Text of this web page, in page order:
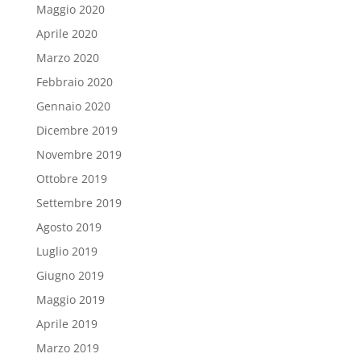
Maggio 2020
Aprile 2020
Marzo 2020
Febbraio 2020
Gennaio 2020
Dicembre 2019
Novembre 2019
Ottobre 2019
Settembre 2019
Agosto 2019
Luglio 2019
Giugno 2019
Maggio 2019
Aprile 2019
Marzo 2019